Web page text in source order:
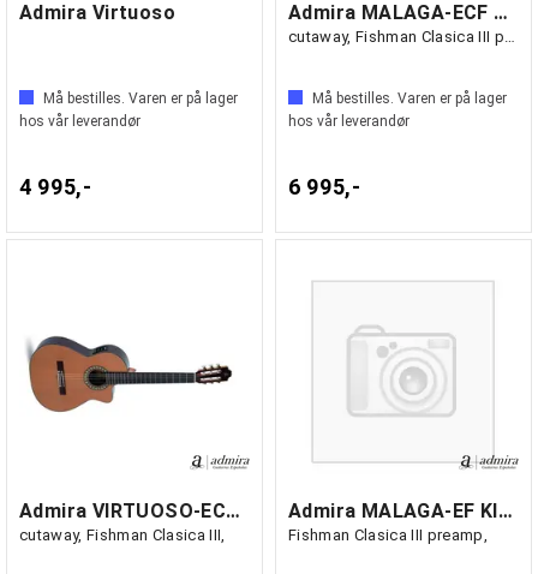
Admira Virtuoso
Må bestilles. Varen er på lager
hos vår leverandør
4 995,-
Admira MALAGA-ECF Klassisk med mik,
cutaway, Fishman Clasica III preamp
Må bestilles. Varen er på lager
hos vår leverandør
6 995,-
Admira VIRTUOSO-ECF Klassisk med mik,
cutaway, Fishman Clasica III,
Admira MALAGA-EF Klassisk gitar med mik,
Fishman Clasica III preamp,